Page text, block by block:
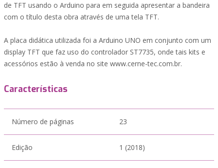
de TFT usando o Arduino para em seguida apresentar a bandeira
com o título desta obra através de uma tela TFT.
A placa didática utilizada foi a Arduino UNO em conjunto com um
display TFT que faz uso do controlador ST7735, onde tais kits e
acessórios estão à venda no site www.cerne-tec.com.br.
Características
Número de páginas 23
Edição 1 (2018)